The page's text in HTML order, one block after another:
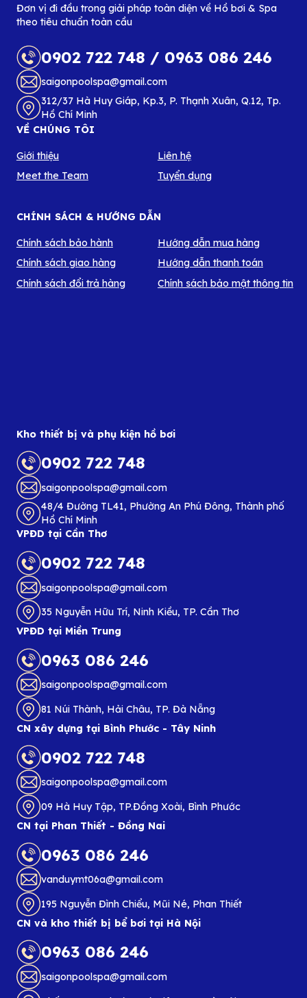
Đơn vị đi đầu trong giải pháp toàn diện về Hồ bơi & Spa
theo tiêu chuẩn toàn cầu
0902 722 748 / 0963 086 246
saigonpoolspa@gmail.com
312/37 Hà Huy Giáp, Kp.3, P. Thạnh Xuân, Q.12, Tp.
Hồ Chí Minh
VỀ CHÚNG TÔI
Giới thiệu
Meet the Team
Liên hệ
Tuyển dụng
CHÍNH SÁCH & HƯỚNG DẪN
Chính sách bảo hành
Chính sách giao hàng
Chính sách đổi trả hàng
Hướng dẫn mua hàng
Hướng dẫn thanh toán
Chính sách bảo mật thông tin
Kho thiết bị và phụ kiện hồ bơi
0902 722 748
saigonpoolspa@gmail.com
48/4 Đường TL41, Phường An Phú Đông, Thành phố
Hồ Chí Minh
VPĐD tại Cần Thơ
0902 722 748
saigonpoolspa@gmail.com
35 Nguyễn Hữu Trí, Ninh Kiều, TP. Cần Thơ
VPĐD tại Miền Trung
0963 086 246
saigonpoolspa@gmail.com
81 Núi Thành, Hải Châu, TP. Đà Nẵng
CN xây dựng tại Bình Phước - Tây Ninh
0902 722 748
saigonpoolspa@gmail.com
09 Hà Huy Tập, TP.Đồng Xoài, Bình Phước
CN tại Phan Thiết - Đồng Nai
0963 086 246
vanduymt06a@gmail.com
195 Nguyễn Đình Chiểu, Mũi Né, Phan Thiết
CN và kho thiết bị bể bơi tại Hà Nội
0963 086 246
saigonpoolspa@gmail.com